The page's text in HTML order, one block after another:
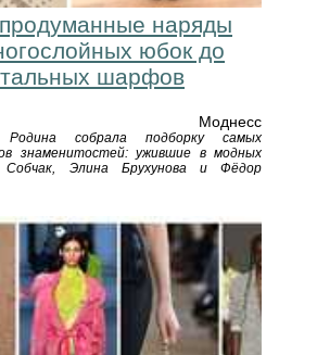
наряды
юбок до
шарфов
Моднесс
собрала подборку самых
знаменитостей: ужившие в модных
Собчак, Элина Брухунова и Фёдор